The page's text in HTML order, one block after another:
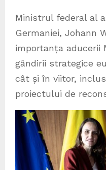
Ministrul federal al
Germaniei, Johann
importanța aducerii
gândirii strategice
cât și în viitor,
proiectului de